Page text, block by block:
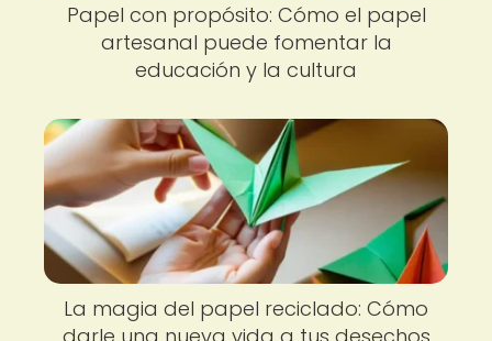
Papel con propósito: Cómo el papel
artesanal puede fomentar la
educación y la cultura
La magia del papel reciclado: Cómo